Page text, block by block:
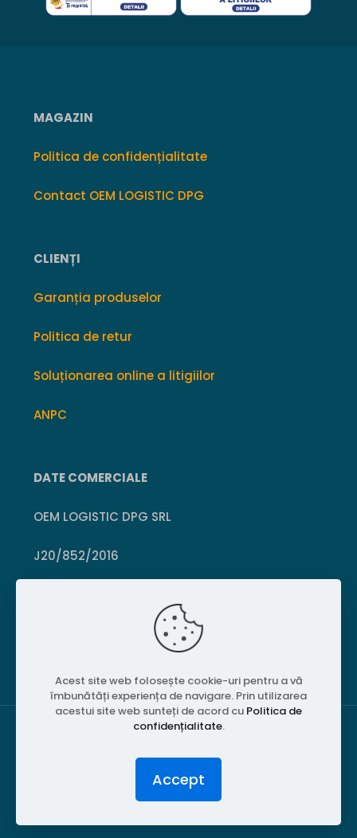
MAGAZIN
Politica de confidențialitate
Contact OEM LOGISTIC DPG
CLIENȚI
Garanția produselor
Politica de retur
Soluționarea online a litigiilor
ANPC
DATE COMERCIALE
OEM LOGISTIC DPG SRL
J20/852/2016
Crișcior, Hunedoara
Website realizat deMGT Studios
Acest site web folosește cookie-uri pentru a vă
îmbunătăți experiența de navigare. Prin utilizarea
acestui site web sunteți de acord cu Politica de
confidențialitate.
Accept